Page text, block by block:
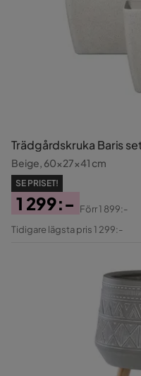
Trädgårdskruka Baris
Beige, 60x27x41 cm
SE PRISET!
Pris
1 299:-
Original
Förr1 899:-
Tidigare lägsta pris 1 299:-